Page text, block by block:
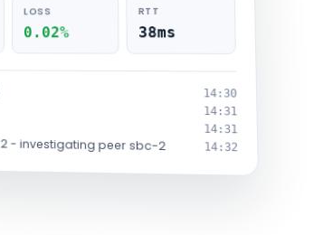
LOSS
0.02%
RTT
38ms
14:30
14:31
14:31
- investigating peer sbc-2 14:32